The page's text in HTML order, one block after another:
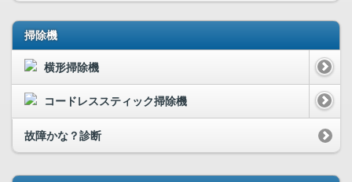
掃除機
横形掃除機
コードレススティック掃除機
故障かな？診断